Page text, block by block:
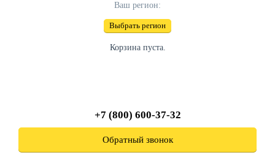
Ваш регион:
Выбрать регион
Корзина пуста.
+7 (800) 600-37-32
Обратный звонок